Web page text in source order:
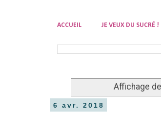
ACCUEIL JE VEUX DU SUCRÉ !
Affichage
6 avr. 2018